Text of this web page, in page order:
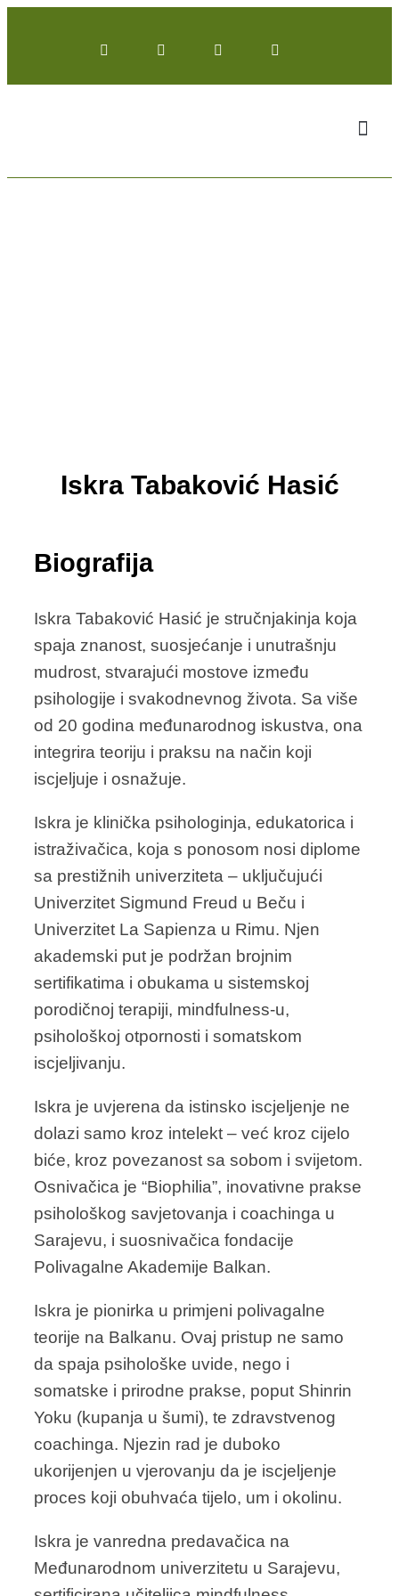
Iskra Tabaković Hasić
Biografija
Iskra Tabaković Hasić je stručnjakinja koja
spaja znanost, suosjećanje i unutrašnju
mudrost, stvarajući mostove između
psihologije i svakodnevnog života. Sa više
od 20 godina međunarodnog iskustva, ona
integrira teoriju i praksu na način koji
iscjeljuje i osnažuje.
Iskra je klinička psihologinja, edukatorica i
istraživačica, koja s ponosom nosi diplome
sa prestižnih univerziteta – uključujući
Univerzitet Sigmund Freud u Beču i
Univerzitet La Sapienza u Rimu. Njen
akademski put je podržan brojnim
sertifikatima i obukama u sistemskoj
porodičnoj terapiji, mindfulness-u,
psihološkoj otpornosti i somatskom
iscjeljivanju.
Iskra je uvjerena da istinsko iscjeljenje ne
dolazi samo kroz intelekt – već kroz cijelo
biće, kroz povezanost sa sobom i svijetom.
Osnivačica je “Biophilia”, inovativne prakse
psihološkog savjetovanja i coachinga u
Sarajevu, i suosnivačica fondacije
Polivagalne Akademije Balkan.
Iskra je pionirka u primjeni polivagalne
teorije na Balkanu. Ovaj pristup ne samo
da spaja psihološke uvide, nego i
somatske i prirodne prakse, poput Shinrin
Yoku (kupanja u šumi), te zdravstvenog
coachinga. Njezin rad je duboko
ukorijenjen u vjerovanju da je iscjeljenje
proces koji obuhvaća tijelo, um i okolinu.
Iskra je vanredna predavačica na
Međunarodnom univerzitetu u Sarajevu,